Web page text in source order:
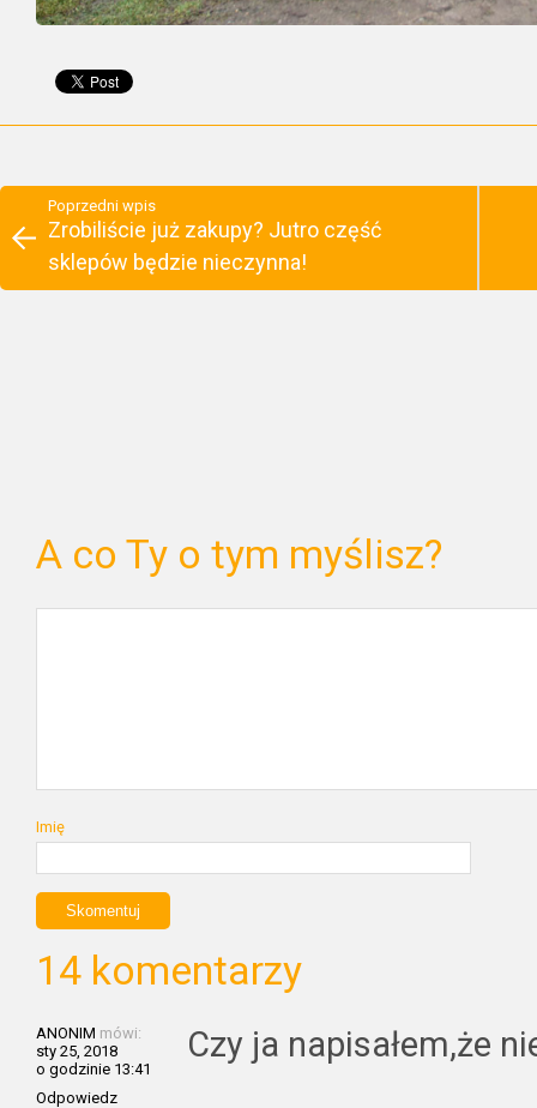
Poprzedni wpis
Zrobiliście już zakupy? Jutro część
sklepów będzie nieczynna!
A co Ty o tym myślisz?
Imię
14 komentarzy
ANONIM mówi:
sty 25, 2018
o godzinie 13:41
Odpowiedz
Czy ja napisałem,że